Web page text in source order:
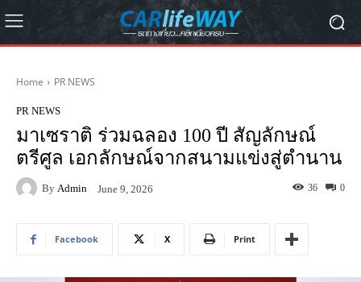
Home PR NEWS
PR NEWS
มาเซราติ ร่วมฉลอง 100 ปี สัญลักษณ์
ตรีศูล เอกลักษณ์จากสนามแข่งสู่ตำนาน
By Admin June 9, 2026 0
36
Facebook X Print